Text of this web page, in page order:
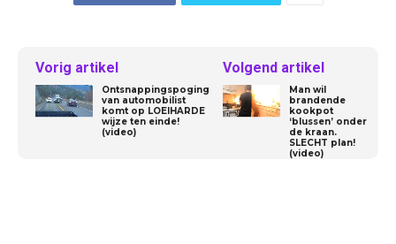
Vorig artikel
Ontsnappingspoging
van automobilist
komt op LOEIHARDE
wijze ten einde!
(video)
Volgend artikel
Man wil
brandende
kookpot
‘blussen’ onder
de kraan.
SLECHT plan!
(video)